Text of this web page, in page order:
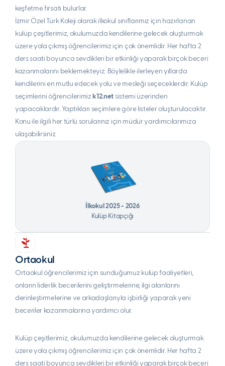
keşfetme fırsatı bulurlar.
İzmir Özel Türk Koleji olarak ilkokul sınıflarımız için hazırlanan
kulüp çeşitlerimiz, okulumuzda kendilerine gelecek oluşturmak
üzere yola çıkmış öğrencilerimiz için çok önemlidir. Her hafta 2
ders saati boyunca sevdikleri bir etkinliği yaparak birçok beceri
kazanmalarını beklemekteyiz. Böylelikle ilerleyen yıllarda
kendilerini en mutlu edecek yolu ve mesleği seçeceklerdir. Kulüp
seçimlerini öğrencilerimiz k12.net sistemi üzerinden
yapacaklardır. Yaptıkları seçimlere göre listeler oluşturulacaktır.
Konu ile ilgili her türlü sorularınız için müdür yardımcılarımıza
ulaşabilirsiniz.
İlkokul 2025 - 2026
Kulüp Kitapçığı
Ortaokul
Ortaokul öğrencilerimiz için sunduğumuz kulüp faaliyetleri,
onların liderlik becerilerini geliştirmelerine, ilgi alanlarını
derinleştirmelerine ve arkadaşlarıyla işbirliği yaparak yeni
beceriler kazanmalarına yardımcı olur.
Kulüp çeşitlerimiz, okulumuzda kendilerine gelecek oluşturmak
üzere yola çıkmış öğrencilerimiz için çok önemlidir. Her hafta 2
ders saati boyunca sevdikleri bir etkinliği yaparak birçok beceri